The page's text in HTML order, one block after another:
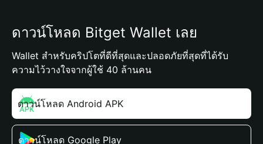
ดาวน์โหลด Bitget Wallet เลย
Wallet สำหรับคริปโตที่ดีที่สุดและปลอดภัยที่สุดที่ได้รับ
ความไว้วางใจจากผู้ใช้ 40 ล้านคน
ดาวน์โหลด Android APK
ดาวน์โหลด Google Play